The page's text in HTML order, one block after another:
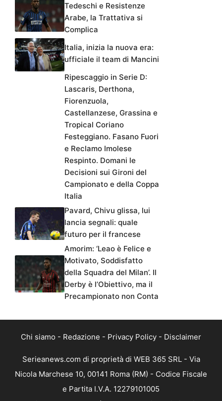
Tedeschi e Resistenze
Arabe, la Trattativa si
Complica
Italia, inizia la nuova era:
ufficiale il team di Mancini
Ripescaggio in Serie D:
Lascaris, Derthona,
Fiorenzuola,
Castellanzese, Grassina e
Tropical Coriano
Festeggiano. Fasano Fuori
e Reclamo Imolese
Respinto. Domani le
Decisioni sui Gironi del
Campionato e della Coppa
Italia
Pavard, Chivu glissa, lui
lancia segnali: quale
futuro per il francese
Amorim: ‘Leao è Felice e
Motivato, Soddisfatto
della Squadra del Milan’. Il
Derby è l’Obiettivo, ma il
Precampionato non Conta
Chi siamo - Redazione - Privacy Policy - Disclaimer
Serieanews.com di proprietà di WEB 365 SRL - Via
Nicola Marchese 10, 00141 Roma (RM) - Codice Fiscale
e Partita I.V.A. 12279101005